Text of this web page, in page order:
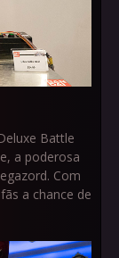
Battle
a poderosa
Com
a chance de